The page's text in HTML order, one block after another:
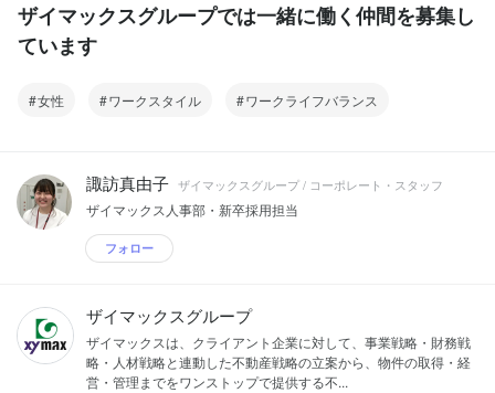
ザイマックスグループでは一緒に働く仲間を募集し
ています
女性 ワークスタイル ワークライフバランス
諏訪真由子 ザイマックスグループ / コーポレート・スタッフ
ザイマックス人事部・新卒採用担当
フォロー
ザイマックスグループ
ザイマックスは、クライアント企業に対して、事業戦略・財務戦
略・人材戦略と連動した不動産戦略の立案から、物件の取得・経
営・管理までをワンストップで提供する不...